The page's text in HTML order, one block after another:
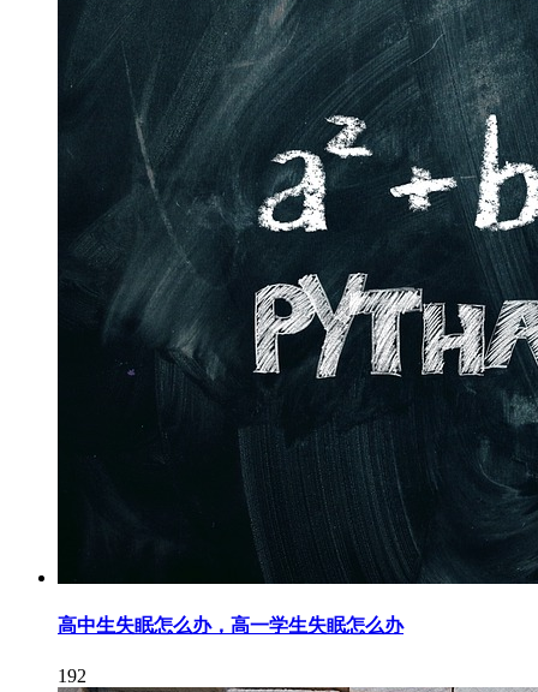
高中生失眠怎么办，高一学生失眠怎么办
192